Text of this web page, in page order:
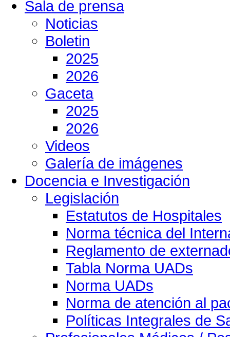
Sala de prensa
Noticias
Boletin
2025
2026
Gaceta
2025
2026
Videos
Galería de imágenes
Docencia e Investigación
Legislación
Estatutos de Hospitales
Norma técnica del
Reglamento de
Tabla Norma UADs
Norma UADs
Norma de atención al
Políticas Integrales de